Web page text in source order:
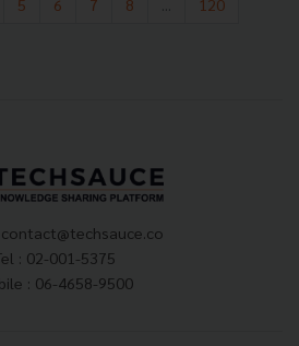
5 6 7 8
120
contact@techsauce.co
: 02-001-5375
: 06-4658-9500